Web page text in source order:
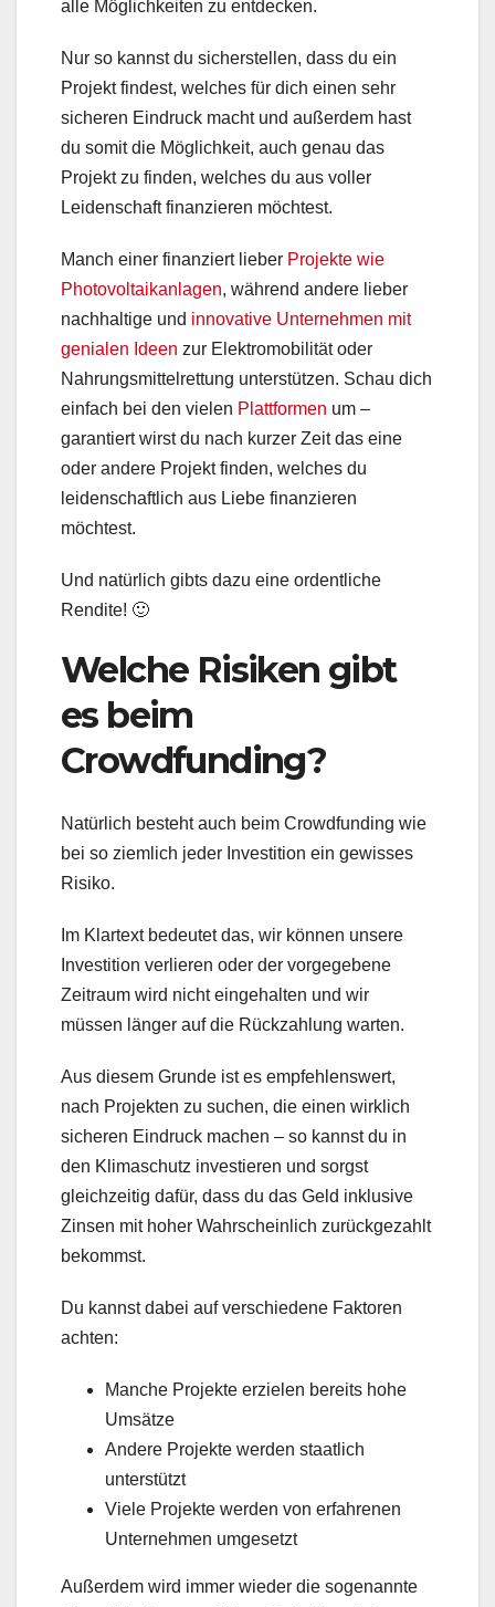
alle Möglichkeiten zu entdecken.
Nur so kannst du sicherstellen, dass du ein
Projekt findest, welches für dich einen sehr
sicheren Eindruck macht und außerdem hast
du somit die Möglichkeit, auch genau das
Projekt zu finden, welches du aus voller
Leidenschaft finanzieren möchtest.
Manch einer finanziert lieber Projekte wie
Photovoltaikanlagen, während andere lieber
nachhaltige und innovative Unternehmen mit
genialen Ideen zur Elektromobilität oder
Nahrungsmittelrettung unterstützen. Schau dich
einfach bei den vielen Plattformen um –
garantiert wirst du nach kurzer Zeit das eine
oder andere Projekt finden, welches du
leidenschaftlich aus Liebe finanzieren
möchtest.
Und natürlich gibts dazu eine ordentliche
Rendite! 🙂
Welche Risiken gibt
es beim
Crowdfunding?
Natürlich besteht auch beim Crowdfunding wie
bei so ziemlich jeder Investition ein gewisses
Risiko.
Im Klartext bedeutet das, wir können unsere
Investition verlieren oder der vorgegebene
Zeitraum wird nicht eingehalten und wir
müssen länger auf die Rückzahlung warten.
Aus diesem Grunde ist es empfehlenswert,
nach Projekten zu suchen, die einen wirklich
sicheren Eindruck machen – so kannst du in
den Klimaschutz investieren und sorgst
gleichzeitig dafür, dass du das Geld inklusive
Zinsen mit hoher Wahrscheinlich zurückgezahlt
bekommst.
Du kannst dabei auf verschiedene Faktoren
achten:
Manche Projekte erzielen bereits hohe
Umsätze
Andere Projekte werden staatlich
unterstützt
Viele Projekte werden von erfahrenen
Unternehmen umgesetzt
Außerdem wird immer wieder die sogenannte